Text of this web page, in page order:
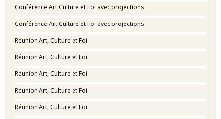
Conférence Art Culture et Foi avec projections
Conférence Art Culture et Foi avec projections
Réunion Art, Culture et Foi
Réunion Art, Culture et Foi
Réunion Art, Culture et Foi
Réunion Art, Culture et Foi
Réunion Art, Culture et Foi